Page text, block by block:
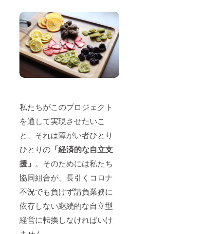
私たちがこのプロジェクト
を通して実現させたいこ
と、それは障がい者ひとり
ひとりの 「経済的な自立支
援」 。そのためには私たち
協同組合が、長引くコロナ
不況でも負けず請負業務に
依存しない継続的な自立型
経営に転換しなければいけ